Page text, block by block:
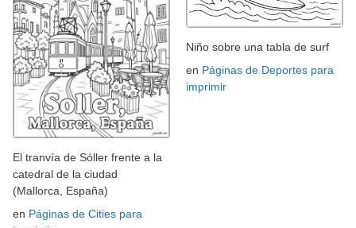
El tranvía de Sóller frente a la
catedral de la ciudad
(Mallorca, España)
en Páginas de Cities para
Niño sobre una tabla de surf
en Páginas de Deportes para
imprimir